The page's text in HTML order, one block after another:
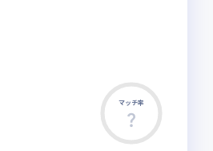
マッチ率